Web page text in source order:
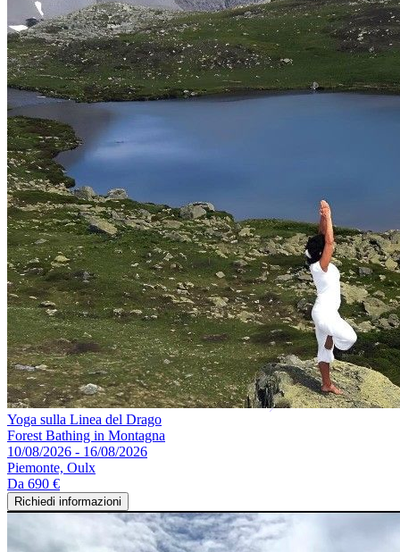
Yoga sulla Linea del Drago
Forest Bathing in Montagna
10/08/2026 - 16/08/2026
Piemonte, Oulx
Da 690 €
Richiedi informazioni